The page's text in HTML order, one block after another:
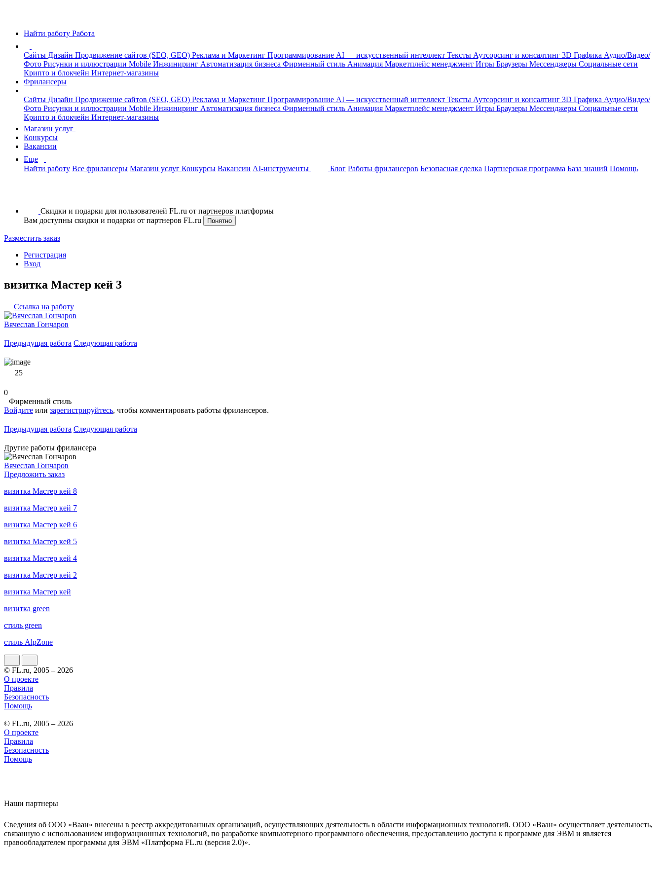
Найти работу Работа
Сайты Дизайн Продвижение сайтов (SEO, GEO) Реклама и Маркетинг Программирование AI — искусственный интеллект Тексты Аутсорсинг и консалтинг 3D Графика Аудио/Видео/
Фото Рисунки и иллюстрации Mobile Инжиниринг Автоматизация бизнеса Фирменный стиль Анимация Маркетплейс менеджмент Игры Браузеры Мессенджеры Социальные сети
Крипто и блокчейн Интернет-магазины
Фрилансеры
Сайты Дизайн Продвижение сайтов (SEO, GEO) Реклама и Маркетинг Программирование AI — искусственный интеллект Тексты Аутсорсинг и консалтинг 3D Графика Аудио/Видео/
Фото Рисунки и иллюстрации Mobile Инжиниринг Автоматизация бизнеса Фирменный стиль Анимация Маркетплейс менеджмент Игры Браузеры Мессенджеры Социальные сети
Крипто и блокчейн Интернет-магазины
Магазин услуг
Конкурсы
Вакансии
Еще
Найти работу Все фрилансеры Магазин услуг Конкурсы Вакансии AI-инструменты Блог Работы фрилансеров Безопасная сделка Партнерская программа База знаний Помощь
Скидки и подарки для пользователей FL.ru от партнеров платформы
Вам доступны скидки и подарки от партнеров FL.ru
Понятно
Разместить заказ
Регистрация
Вход
визитка Мастер кей 3
Ссылка на работу
Вячеслав Гончаров
Предыдущая работа Следующая работа
25
0
Фирменный стиль
Войдите или зарегистрируйтесь, чтобы комментировать работы фрилансеров.
Предыдущая работа Следующая работа
Другие работы фрилансера
Вячеслав Гончаров
Предложить заказ
визитка Мастер кей 8
визитка Мастер кей 7
визитка Мастер кей 6
визитка Мастер кей 5
визитка Мастер кей 4
визитка Мастер кей 2
визитка Мастер кей
визитка green
стиль green
стиль AlpZone
© FL.ru, 2005 – 2026
О проекте
Правила
Безопасность
Помощь
© FL.ru, 2005 – 2026
О проекте
Правила
Безопасность
Помощь
Наши партнеры
Сведения об ООО «Ваан» внесены в реестр аккредитованных организаций, осуществляющих деятельность в области информационных технологий. ООО «Ваан» осуществляет деятельность,
связанную с использованием информационных технологий, по разработке компьютерного программного обеспечения, предоставлению доступа к программе для ЭВМ и является
правообладателем программы для ЭВМ «Платформа FL.ru (версия 2.0)».